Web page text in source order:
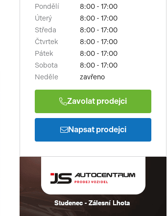
Pondělí
8:00 - 17:00
Úterý
8:00 - 17:00
Středa
8:00 - 17:00
Čtvrtek
8:00 - 17:00
Pátek
8:00 - 17:00
Sobota
8:00 - 17:00
Neděle
zavřeno
Zavolat prodejci
Napsat prodejci